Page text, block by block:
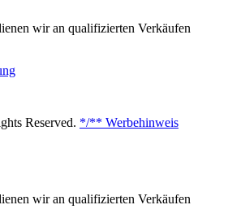
wir an qualifizierten Verkäufen
Reserved. */** Werbehinweis
wir an qualifizierten Verkäufen